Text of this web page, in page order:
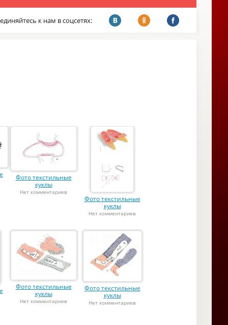
к нам в соцсетях:
Фото текстильные
куклы
Нет комментариев
Фото текстильные
куклы
Нет комментариев
Фото текстильные
куклы
Нет комментариев
Фото текстильные
куклы
Нет комментариев